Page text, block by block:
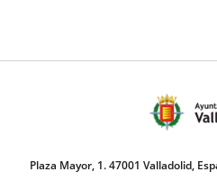
Plaza Mayor, 1. 47001 Valladolid,